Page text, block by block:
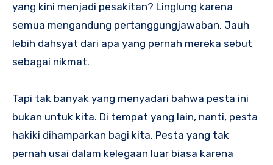
yang kini menjadi pesakitan? Linglung karena
semua mengandung pertanggungjawaban. Jauh
lebih dahsyat dari apa yang pernah mereka sebut
sebagai nikmat.
Tapi tak banyak yang menyadari bahwa pesta ini
bukan untuk kita. Di tempat yang lain, nanti, pesta
hakiki dihamparkan bagi kita. Pesta yang tak
pernah usai dalam kelegaan luar biasa karena